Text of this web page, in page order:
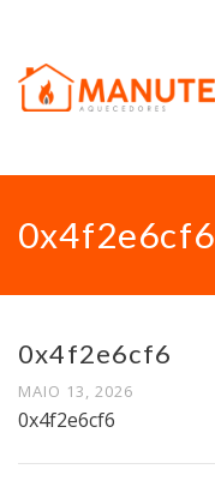
0x4f2e6cf6
0x4f2e6cf6
MAIO 13, 2026
0x4f2e6cf6